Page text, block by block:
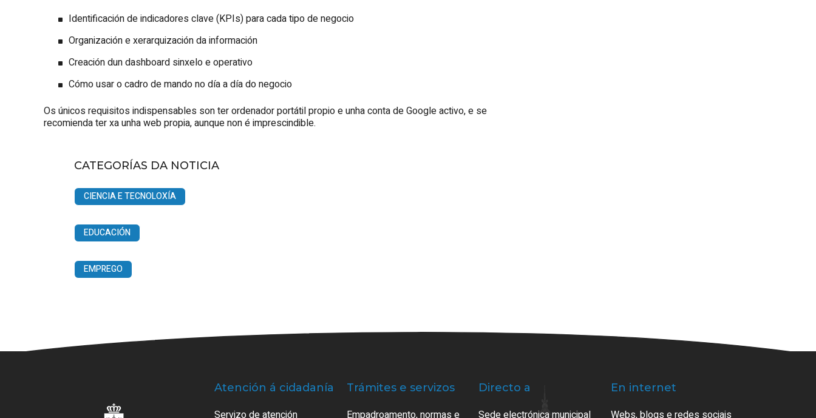
Identificación de indicadores clave (KPIs) para cada tipo de negocio
Organización e xerarquización da información
Creación dun dashboard sinxelo e operativo
Cómo usar o cadro de mando no día a día do negocio
Os únicos requisitos indispensables son ter ordenador portátil propio e unha conta de Google activo, e se
recomienda ter xa unha web propia, aunque non é imprescindible.
CATEGORÍAS DA NOTICIA
CIENCIA E TECNOLOXÍA
EDUCACIÓN
EMPREGO
Atención á cidadanía Trámites e servizos Directo a En internet